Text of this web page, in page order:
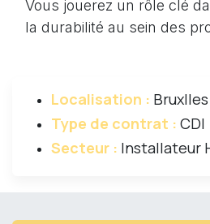
Vous jouerez un rôle clé
la durabilité au sein des
Localisation : Bruxlles
Type de contrat : CDI
Secteur : Installateur